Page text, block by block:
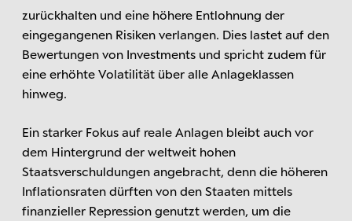
zurückhalten und eine höhere Entlohnung der
eingegangenen Risiken verlangen. Dies lastet auf den
Bewertungen von Investments und spricht zudem für
eine erhöhte Volatilität über alle Anlageklassen
hinweg.
Ein starker Fokus auf reale Anlagen bleibt auch vor
dem Hintergrund der weltweit hohen
Staatsverschuldungen angebracht, denn die höheren
Inflationsraten dürften von den Staaten mittels
finanzieller Repression genutzt werden, um die